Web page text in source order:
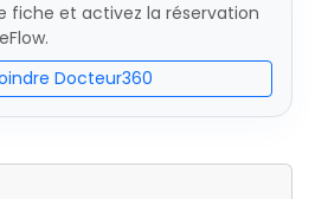
fiche et activez la réservation
Docteur360